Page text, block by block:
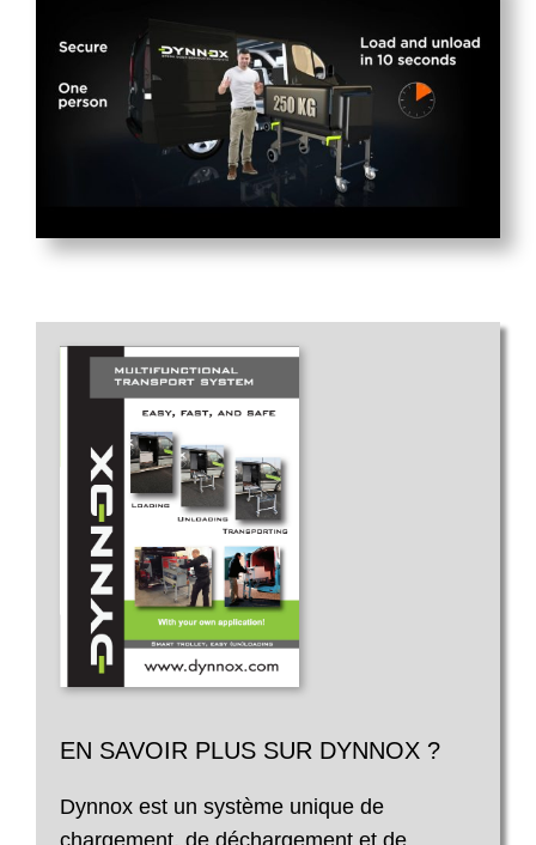
EN SAVOIR PLUS SUR DYNNOX ?
Dynnox est un système unique de
chargement, de déchargement et de